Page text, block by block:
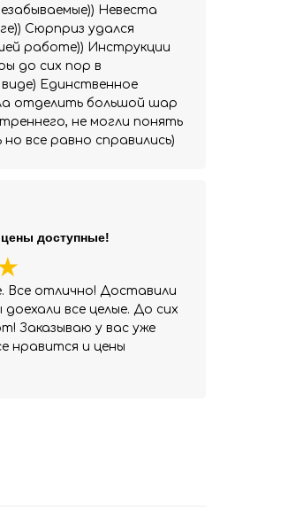
Все отлично! Доставили
все целые. До сих
Заказываю у вас уже
нравится и цены
доступные!
Невеста
Сюрприз удался
работе)) Инструкции
до сих пор в
Единственное
отделить большой шар
не могли понять
но все равно справились)